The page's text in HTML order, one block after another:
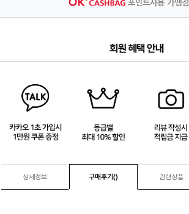
포인트사용 가맹점
상세정보 구매후기() 관련상품